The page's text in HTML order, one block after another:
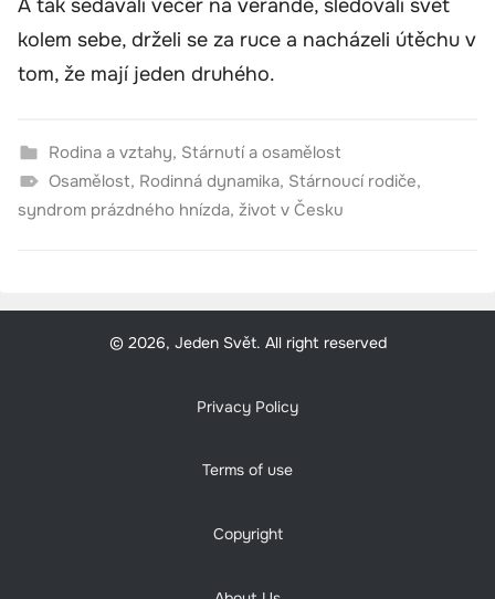
A tak sedávali večer na verandě, sledovali svět
kolem sebe, drželi se za ruce a nacházeli útěchu v
tom, že mají jeden druhého.
Rodina a vztahy, Stárnutí a osamělost
Osamělost, Rodinná dynamika, Stárnoucí rodiče,
syndrom prázdného hnízda, život v Česku
© 2026, Jeden Svět. All right reserved
Privacy Policy
Terms of use
Copyright